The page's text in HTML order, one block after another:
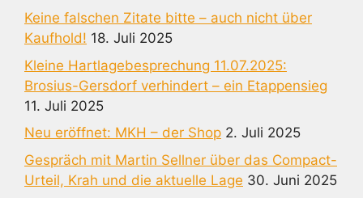
Keine falschen Zitate bitte – auch nicht über
Kaufhold! 18. Juli 2025
Kleine Hartlagebesprechung 11.07.2025:
Brosius-Gersdorf verhindert – ein Etappensieg
11. Juli 2025
Neu eröffnet: MKH – der Shop 2. Juli 2025
Gespräch mit Martin Sellner über das Compact-
Urteil, Krah und die aktuelle Lage 30. Juni 2025